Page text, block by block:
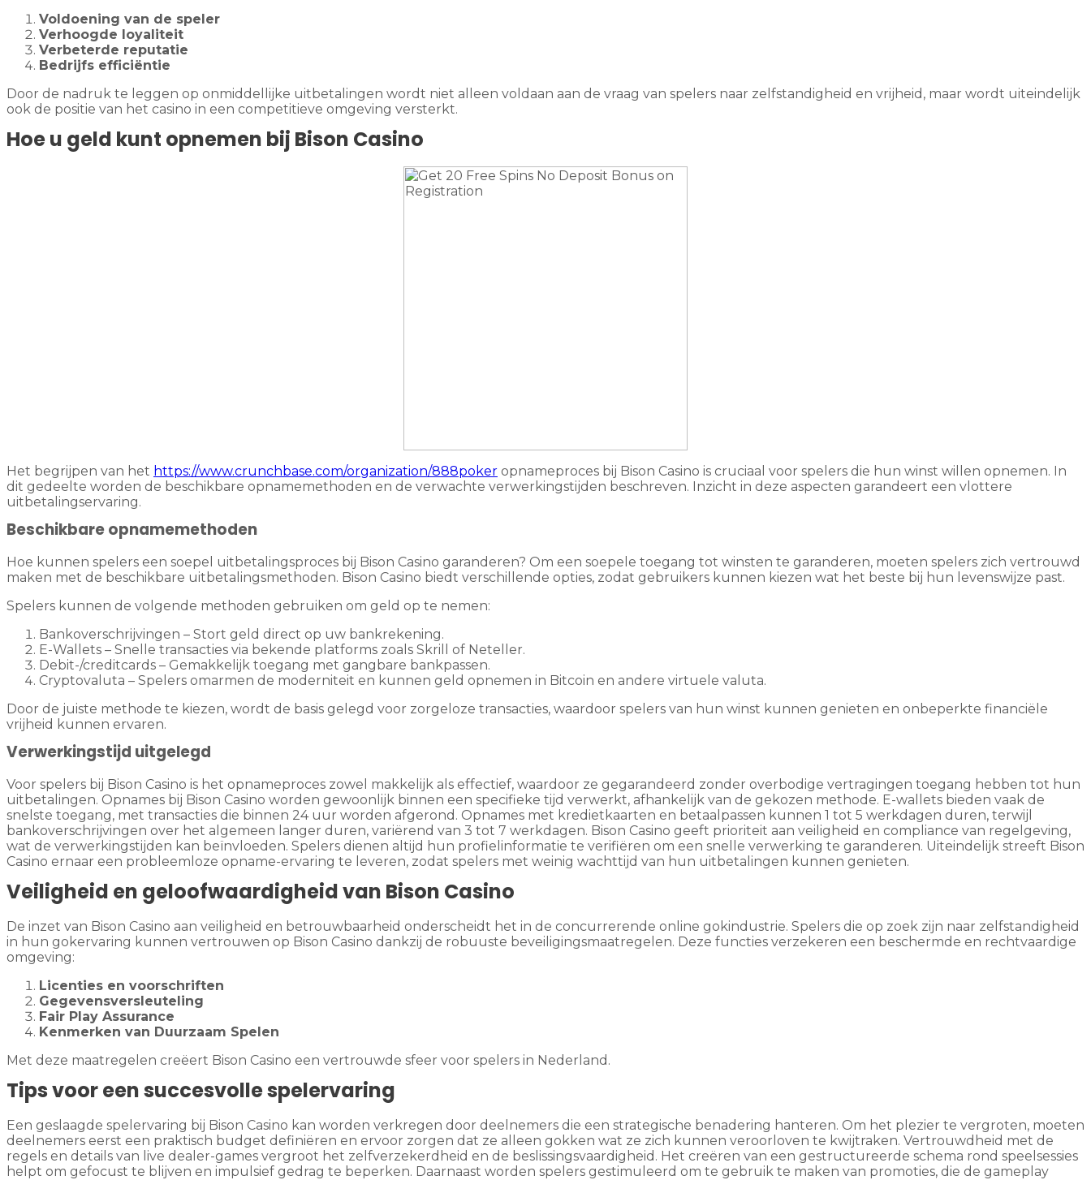
Voldoening van de speler
Verhoogde loyaliteit
Verbeterde reputatie
Bedrijfs efficiëntie
Door de nadruk te leggen op onmiddellijke uitbetalingen wordt niet alleen voldaan aan de vraag van spelers naar zelfstandigheid en vrijheid, maar wordt uiteindelijk
ook de positie van het casino in een competitieve omgeving versterkt.
Hoe u geld kunt opnemen bij Bison Casino
Het begrijpen van het https://www.crunchbase.com/organization/888poker opnameproces bij Bison Casino is cruciaal voor spelers die hun winst willen opnemen. In
dit gedeelte worden de beschikbare opnamemethoden en de verwachte verwerkingstijden beschreven. Inzicht in deze aspecten garandeert een vlottere
uitbetalingservaring.
Beschikbare opnamemethoden
Hoe kunnen spelers een soepel uitbetalingsproces bij Bison Casino garanderen? Om een soepele toegang tot winsten te garanderen, moeten spelers zich vertrouwd
maken met de beschikbare uitbetalingsmethoden. Bison Casino biedt verschillende opties, zodat gebruikers kunnen kiezen wat het beste bij hun levenswijze past.
Spelers kunnen de volgende methoden gebruiken om geld op te nemen:
Bankoverschrijvingen – Stort geld direct op uw bankrekening.
E-Wallets – Snelle transacties via bekende platforms zoals Skrill of Neteller.
Debit-/creditcards – Gemakkelijk toegang met gangbare bankpassen.
Cryptovaluta – Spelers omarmen de moderniteit en kunnen geld opnemen in Bitcoin en andere virtuele valuta.
Door de juiste methode te kiezen, wordt de basis gelegd voor zorgeloze transacties, waardoor spelers van hun winst kunnen genieten en onbeperkte financiële
vrijheid kunnen ervaren.
Verwerkingstijd uitgelegd
Voor spelers bij Bison Casino is het opnameproces zowel makkelijk als effectief, waardoor ze gegarandeerd zonder overbodige vertragingen toegang hebben tot hun
uitbetalingen. Opnames bij Bison Casino worden gewoonlijk binnen een specifieke tijd verwerkt, afhankelijk van de gekozen methode. E-wallets bieden vaak de
snelste toegang, met transacties die binnen 24 uur worden afgerond. Opnames met kredietkaarten en betaalpassen kunnen 1 tot 5 werkdagen duren, terwijl
bankoverschrijvingen over het algemeen langer duren, variërend van 3 tot 7 werkdagen. Bison Casino geeft prioriteit aan veiligheid en compliance van regelgeving,
wat de verwerkingstijden kan beïnvloeden. Spelers dienen altijd hun profielinformatie te verifiëren om een snelle verwerking te garanderen. Uiteindelijk streeft Bison
Casino ernaar een probleemloze opname-ervaring te leveren, zodat spelers met weinig wachttijd van hun uitbetalingen kunnen genieten.
Veiligheid en geloofwaardigheid van Bison Casino
De inzet van Bison Casino aan veiligheid en betrouwbaarheid onderscheidt het in de concurrerende online gokindustrie. Spelers die op zoek zijn naar zelfstandigheid
in hun gokervaring kunnen vertrouwen op Bison Casino dankzij de robuuste beveiligingsmaatregelen. Deze functies verzekeren een beschermde en rechtvaardige
omgeving:
Licenties en voorschriften
Gegevensversleuteling
Fair Play Assurance
Kenmerken van Duurzaam Spelen
Met deze maatregelen creëert Bison Casino een vertrouwde sfeer voor spelers in Nederland.
Tips voor een succesvolle spelervaring
Een geslaagde spelervaring bij Bison Casino kan worden verkregen door deelnemers die een strategische benadering hanteren. Om het plezier te vergroten, moeten
deelnemers eerst een praktisch budget definiëren en ervoor zorgen dat ze alleen gokken wat ze zich kunnen veroorloven te kwijtraken. Vertrouwdheid met de
regels en details van live dealer-games vergroot het zelfverzekerdheid en de beslissingsvaardigheid. Het creëren van een gestructureerde schema rond speelsessies
helpt om gefocust te blijven en impulsief gedrag te beperken. Daarnaast worden spelers gestimuleerd om te gebruik te maken van promoties, die de gameplay